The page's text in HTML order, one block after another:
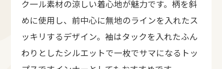
ク一ル素材の涼しい着心地が魅力です。柄を斜
めに使用し、前中心に無地のラインを入れたス
ッキリするデザイン。袖はタックを入れたふん
わりとしたシルエットで一枚でサマになるトッ